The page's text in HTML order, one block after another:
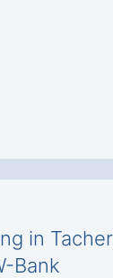
in
Bank